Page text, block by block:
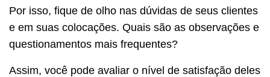
Por isso, fique de olho nas dúvidas de seus clientes
e em suas colocações. Quais são as observações e
questionamentos mais frequentes?
Assim, você pode avaliar o nível de satisfação deles